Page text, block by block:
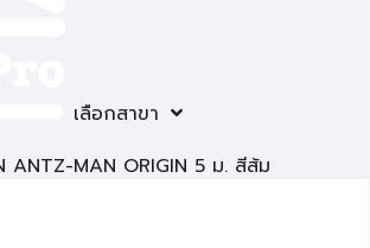
เลือกสาขา
ANTZ-MAN ORIGIN 5 ม. สีส้ม